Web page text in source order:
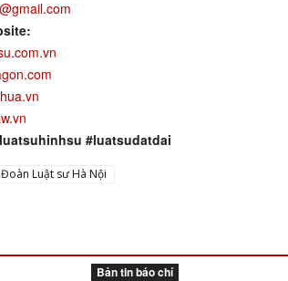
#luatsudatdai
Đoàn Luật sư Hà Nội
Bản tin báo chí